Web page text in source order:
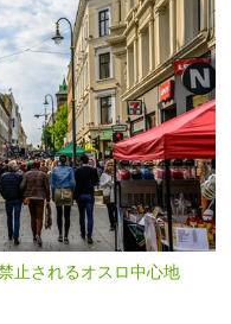
止されるオスロ中心地